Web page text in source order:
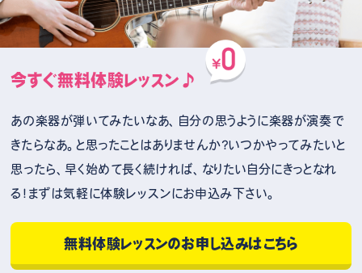
今すぐ無料体験レッスン♪
あの楽器が弾いてみたいなあ、自分の思うように楽器が演奏で
きたらなあ。と思ったことはありませんか？いつかやってみたいと
思ったら、早く始めて長く続ければ、なりたい自分にきっとなれ
る！まずは気軽に体験レッスンにお申込み下さい。
無料体験レッスンのお申し込みはこちら